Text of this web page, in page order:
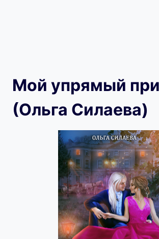
Мой упрямый
(Ольга Силаева)